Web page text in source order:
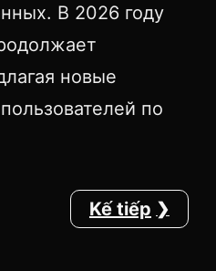
В 2026 году
новые
по
Kế tiếp